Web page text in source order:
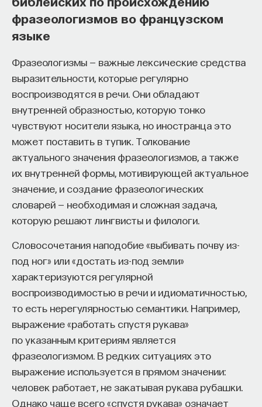
фразеологизмов во французском
языке
Фразеологизмы — важные лексические средства
выразительности, которые регулярно
воспроизводятся в речи. Они обладают
внутренней образностью, которую тонко
чувствуют носители языка, но иностранца это
может поставить в тупик. Толкование
актуального значения фразеологизмов, а также
их внутренней формы, мотивирующей актуальное
значение, и создание фразеологических
словарей — необходимая и сложная задача,
которую решают лингвисты и филологи.
Словосочетания наподобие «выбивать почву из-
под ног» или «достать из-под земли»
характеризуются регулярной
воспроизводимостью в речи и идиоматичностью,
то есть нерегулярностью семантики. Например,
выражение «работать спустя рукава»
по указанным критериям является
фразеологизмом. В редких ситуациях это
выражение используется в прямом значении:
человек работает, не закатывая рукава рубашки.
Однако чаще всего «спустя рукава» означает
начала»
Слушатели курса убедятся в том, что
занимательных головоломок, но и набор
инструментов, жизненно необходимых для
современного человека.
Пройдя этот курс, вы:
— Овладеете ключевыми для независимого
мышления навыками: научитесь критически
воспринимать информацию и логично
и аргументированно доказывать свою точку
зрения.
— Узнаете, как философия отвечает
на основополагающие вопросы человечества: что
такое пространство и что такое время? Что
значит мыслить и что представляет собой наше
сознание? Реальна ли реальность и откуда
мы знаем то, что знаем? Существует ли в мире
свобода?
— Переосмыслите границы доверия
собственному знанию.
Автор курса: